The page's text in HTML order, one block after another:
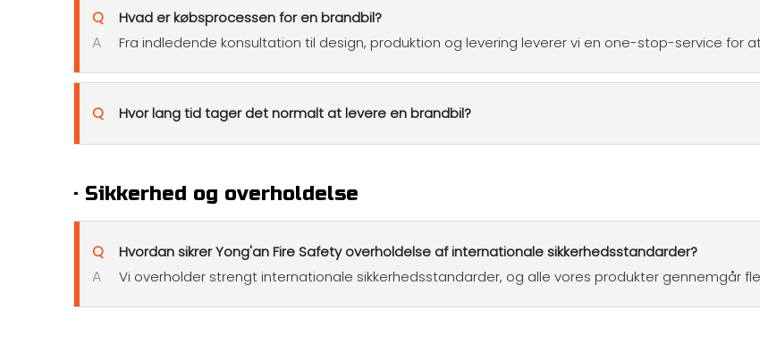
Q Hvad er købsprocessen for en brandbil?
A Fra indledende konsultation til design, produktion og levering leverer vi en one-stop-service for
Q Hvor lang tid tager det normalt at levere en brandbil?
· Sikkerhed og overholdelse
Q Hvordan sikrer Yong'an Fire Safety overholdelse af internationale sikkerhedsstandarder?
A Vi overholder strengt internationale sikkerhedsstandarder, og alle vores produkter gennemgår